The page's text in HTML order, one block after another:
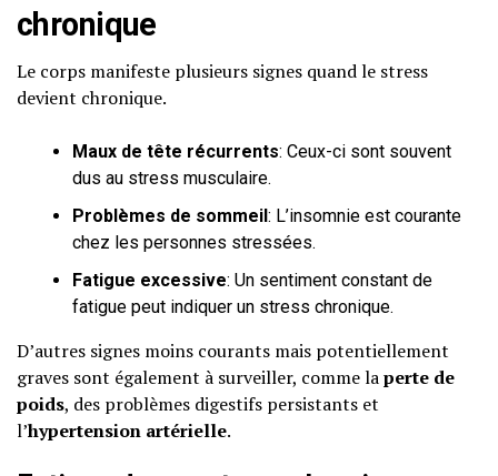
chronique
Le corps manifeste plusieurs signes quand le stress
devient chronique.
Maux de tête récurrents: Ceux-ci sont souvent
dus au stress musculaire.
Problèmes de sommeil: L’insomnie est courante
chez les personnes stressées.
Fatigue excessive: Un sentiment constant de
fatigue peut indiquer un stress chronique.
D’autres signes moins courants mais potentiellement
graves sont également à surveiller, comme laperte de
poids, des problèmes digestifs persistants et
l’hypertension artérielle.